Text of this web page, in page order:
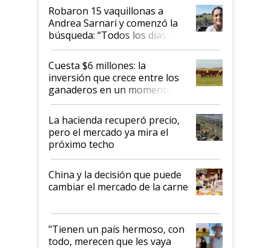
Robaron 15 vaquillonas a
Andrea Sarnari y comenzó la
búsqueda: “Todos los días le
toca a algún productor”
Cuesta $6 millones: la
inversión que crece entre los
ganaderos en un momento
histórico para la actividad
La hacienda recuperó precio,
pero el mercado ya mira el
próximo techo
China y la decisión que puede
cambiar el mercado de la carne
"Tienen un país hermoso, con
todo, merecen que les vaya